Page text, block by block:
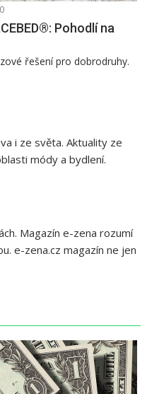
0
Pohodlí na
řešení pro dobrodruhy.
i ze světa. Aktuality ze
módy a bydlení.
Magazín e-zena rozumí
e-zena.cz magazín ne jen